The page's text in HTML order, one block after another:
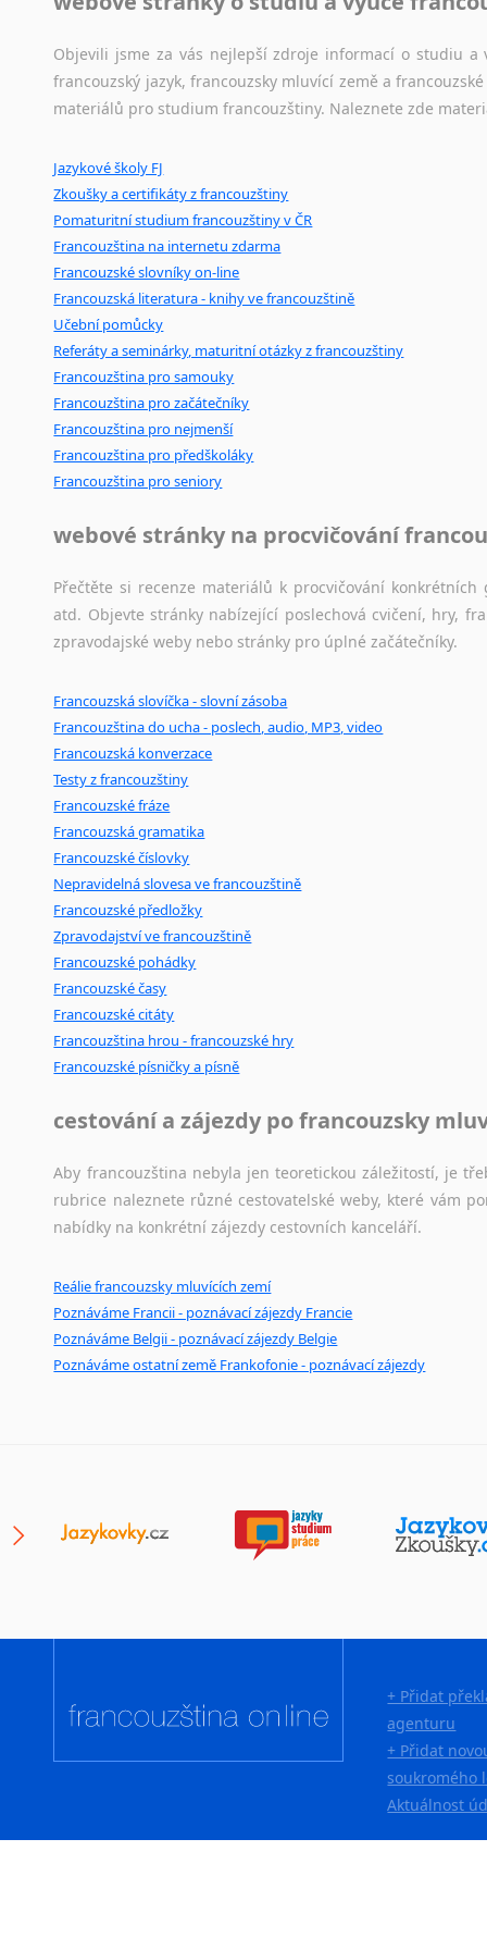
Amharština
Aramejština
Arménština
Avarština
Bambarština
Bantuské jazyky
Barmština
Baskičtina
Běloruština
Bengálština
Bosenština
Bulharština
Burjatština
Čagatajské jazyky
Čečenština
Černohorština
Darí
Esperanto
Estonština
Faerština
Finština
Fulbština
Gaelština
Gruzínština
Hebrejština
Hindština
Chorvatština
Indonéština
Irština
Islandština
Japonština
Jidiš
Kašmírština
Kazaština
Kmérština
Konžština
Korejština
Kumykština
Kurdština
Kyrgyzština
Laoština
Lotyšština
Maltština
Megrelština
korpusů, jež umožňují třeba vyhledávání slov a slovních
původního zdroje textu.
Mix pomůcek, jež
poradny a pravidla pravopisu nebo
Objevili jsme za vás nejlepší zdroje informací o studiu a
francouzský jazyk, francouzsky mluvící země a
materiálů pro studium francouzštiny. Naleznete zde
Jazykové školy FJ
Zkoušky a certifikáty z francouzštiny
Pomaturitní studium francouzštiny v ČR
Francouzština na internetu zdarma
Francouzské slovníky on-line
Francouzská literatura - knihy ve francouzštině
Učební pomůcky
Referáty a seminárky, maturitní otázky z francouzštiny
Francouzština pro samouky
Francouzština pro začátečníky
Francouzština pro nejmenší
Francouzština pro předškoláky
Francouzština pro seniory
webové stránky na procvičování
Přečtěte si recenze materiálů k procvičování
atd. Objevte stránky nabízející poslechová cvičení, hry,
zpravodajské weby nebo stránky pro úplné začátečníky.
Francouzská slovíčka - slovní zásoba
Francouzština do ucha - poslech, audio, MP3, video
Francouzská konverzace
Testy z francouzštiny
Francouzské fráze
Francouzská gramatika
Francouzské číslovky
Nepravidelná slovesa ve francouzštině
Francouzské předložky
Zpravodajství ve francouzštině
Francouzské pohádky
Francouzské časy
Francouzské citáty
Francouzština hrou - francouzské hry
Francouzské písničky a písně
cestování a zájezdy po francouzsky
Aby francouzština nebyla jen teoretickou záležitostí, je
rubrice naleznete různé cestovatelské weby, které vám
nabídky na konkrétní zájezdy cestovních kanceláří.
Reálie francouzsky mluvících zemí
Poznáváme Francii - poznávací zájezdy Francie
Poznáváme Belgii - poznávací zájezdy Belgie
Poznáváme ostatní země Frankofonie - poznávací zájezdy
+ Přidat
agenturu
+ Přidat
soukromého
Aktuálnost